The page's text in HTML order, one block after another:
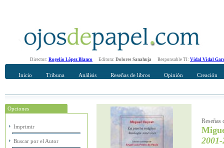
Director: Rogelio López Blanco Editora: Dolores Sanahuja Responsable TI: Vidal Vidal
Inicio Tribuna Análisis Reseñas de libros Opinión Creación
Opciones
Imprimir
Buscar por el Autor
Recomendar
Su nombre Completo
Reseñas